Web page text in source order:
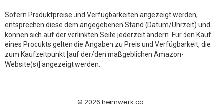
Sofern Produktpreise und Verfügbarkeiten angezeigt werden,
entsprechen diese dem angegebenen Stand (Datum/Uhrzeit) und
können sich auf der verlinkten Seite jederzeit ändern. Für den Kauf
eines Produkts gelten die Angaben zu Preis und Verfügbarkeit, die
zum Kaufzeitpunkt [auf der/den maßgeblichen Amazon-
Website(s)] angezeigt werden.
© 2026 heimwerk.co